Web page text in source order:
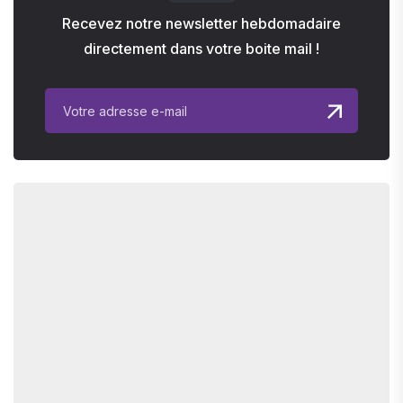
Recevez notre newsletter hebdomadaire
directement dans votre boite mail !